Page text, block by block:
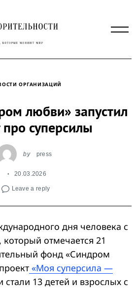
ОРГАНИЗАЦИЙ
любви» запустил
про суперсилы
by press
20.03.2026
Leave a reply
дня человека с
отмечается 21
фонд «Синдром
«Моя суперсила —
стали 13 детей и взрослых с